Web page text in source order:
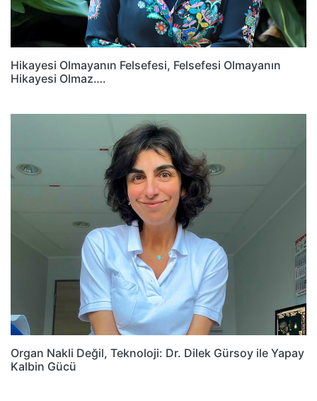
Hikayesi Olmayanın Felsefesi, Felsefesi Olmayanın
Hikayesi Olmaz….
Organ Nakli Değil, Teknoloji: Dr. Dilek Gürsoy ile Yapay
Kalbin Gücü